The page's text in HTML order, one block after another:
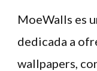
MoeWalls es
dedicada a
wallpapers,